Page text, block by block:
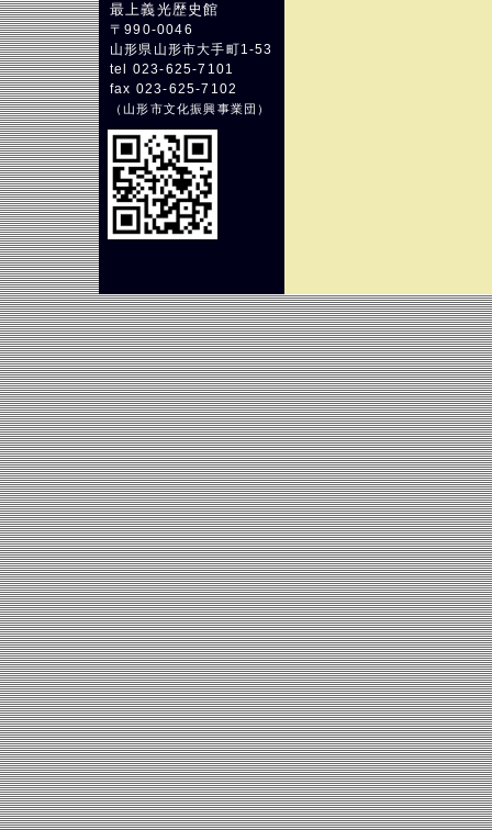
最上義光歴史館
〒990-0046
山形県山形市大手町1-53
tel 023-625-7101
fax 023-625-7102
（山形市文化振興事業団 ）